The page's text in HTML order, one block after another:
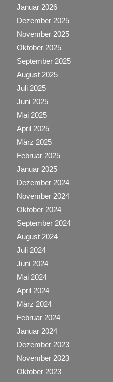
Januar 2026
Dezember 2025
November 2025
Oktober 2025
September 2025
August 2025
Juli 2025
Juni 2025
Mai 2025
April 2025
März 2025
Februar 2025
Januar 2025
Dezember 2024
November 2024
Oktober 2024
September 2024
August 2024
Juli 2024
Juni 2024
Mai 2024
April 2024
März 2024
Februar 2024
Januar 2024
Dezember 2023
November 2023
Oktober 2023